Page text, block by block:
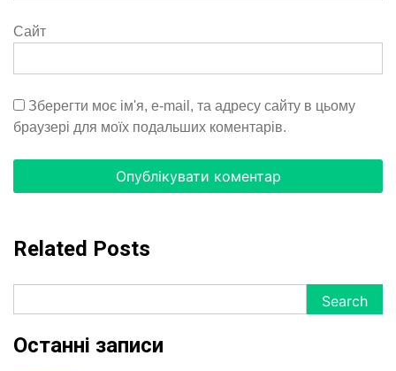
Сайт
Зберегти моє ім'я, e-mail, та адресу сайту в цьому
браузері для моїх подальших коментарів.
Related Posts
Search
Останні записи